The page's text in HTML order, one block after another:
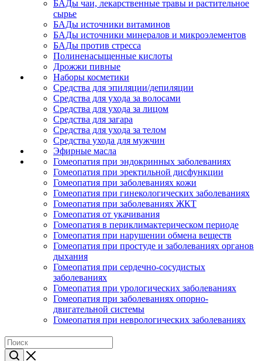
БАДы чаи, лекарственные травы и растительное
сырье
БАДы источники витаминов
БАДы источники минералов и микроэлементов
БАДы против стресса
Полиненасыщенные кислоты
Дрожжи пивные
Наборы косметики
Средства для эпиляции/депиляции
Средства для ухода за волосами
Средства для ухода за лицом
Средства для загара
Средства для ухода за телом
Средства ухода для мужчин
Эфирные масла
Гомеопатия при эндокринных заболеваниях
Гомеопатия при эректильной дисфункции
Гомеопатия при заболеваниях кожи
Гомеопатия при гинекологических заболеваниях
Гомеопатия при заболеваниях ЖКТ
Гомеопатия от укачивания
Гомеопатия в периклимактерическом периоде
Гомеопатия при нарушении обмена веществ
Гомеопатия при простуде и заболеваниях органов
дыхания
Гомеопатия при сердечно-сосудистых
заболеваниях
Гомеопатия при урологических заболеваниях
Гомеопатия при заболеваниях опорно-
двигательной системы
Гомеопатия при неврологических заболеваниях